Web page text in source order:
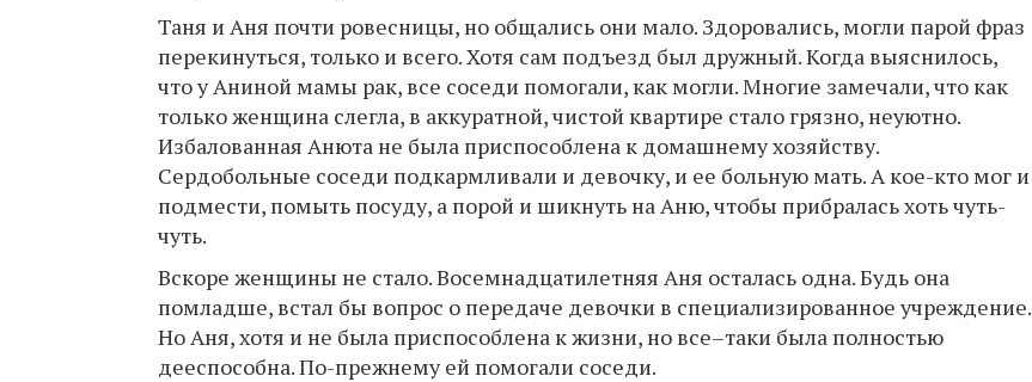
Таня и Аня почти ровесницы, но общались они мало. Здоровались, могли парой фраз
перекинуться, только и всего. Хотя сам подъезд был дружный. Когда выяснилось,
что у Аниной мамы рак, все соседи помогали, как могли. Многие замечали, что как
только женщина слегла, в аккуратной, чистой квартире стало грязно, неуютно.
Избалованная Анюта не была приспособлена к домашнему хозяйству.
Сердобольные соседи подкармливали и девочку, и ее больную мать. А кое-кто мог и
подмести, помыть посуду, а порой и шикнуть на Аню, чтобы прибралась хоть чуть-
чуть.
Вскоре женщины не стало. Восемнадцатилетняя Аня осталась одна. Будь она
помладше, встал бы вопрос о передаче девочки в специализированное учреждение.
Но Аня, хотя и не была приспособлена к жизни, но все–таки была полностью
дееспособна. По-прежнему ей помогали соседи.